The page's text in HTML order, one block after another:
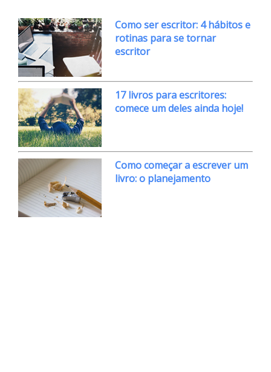
Como ser escritor: 4 hábitos e
rotinas para se tornar
escritor
17 livros para escritores:
comece um deles ainda hoje!
Como começar a escrever um
livro: o planejamento